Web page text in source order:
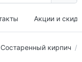
Акции и
Состаренный кирпич